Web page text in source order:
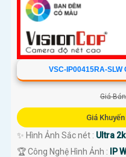
VSC-IP00415RA-SLW
Giá
Giá
✨ Hình Ảnh Sắc nét : Ultra 2k
🏆 Công Nghệ Hình Ảnh :
IP